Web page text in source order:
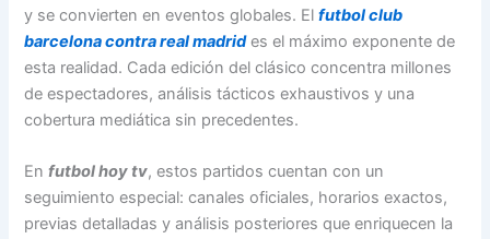
y se convierten en eventos globales. Elfutbol club
barcelona contra real madrides el máximo exponente de
esta realidad. Cada edición del clásico concentra millones
de espectadores, análisis tácticos exhaustivos y una
cobertura mediática sin precedentes.
Enfutbol hoy tv, estos partidos cuentan con un
seguimiento especial: canales oficiales, horarios exactos,
previas detalladas y análisis posteriores que enriquecen la